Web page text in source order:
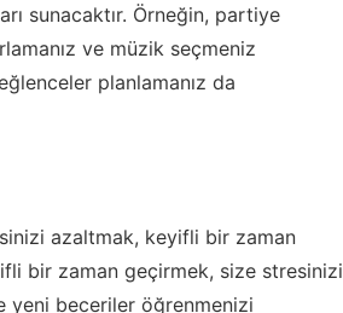
sunacaktır. Örneğin, partiye
ve müzik seçmeniz
planlamanız da
azaltmak, keyifli bir zaman
bir zaman geçirmek, size stresinizi
yeni beceriler öğrenmenizi